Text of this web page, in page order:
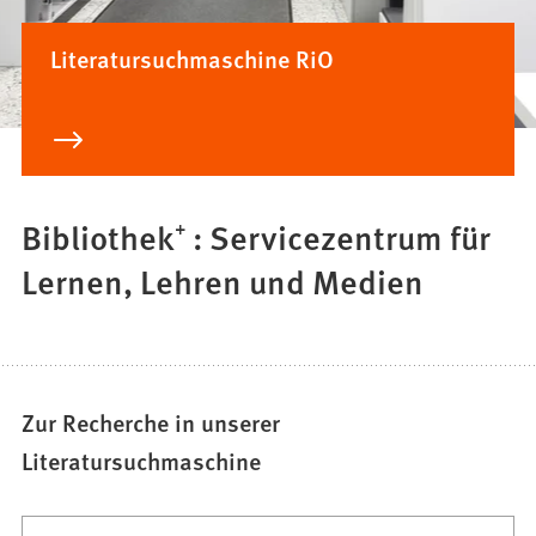
Literatursuchmaschine RiO
Bibliothek⁺ : Servicezentrum für
Lernen, Lehren und Medien
Zur Recherche in unserer
Literatursuchmaschine